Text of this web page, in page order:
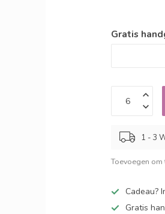
Gratis
1 - 3
Toevoegen om
Cadeau?
Gratis